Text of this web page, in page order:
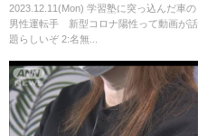
2023.12.11(Mon) 学習塾に突っ込んだ車の
男性運転手 新型コロナ陽性って動画が話
題らしいぞ 2:名無...